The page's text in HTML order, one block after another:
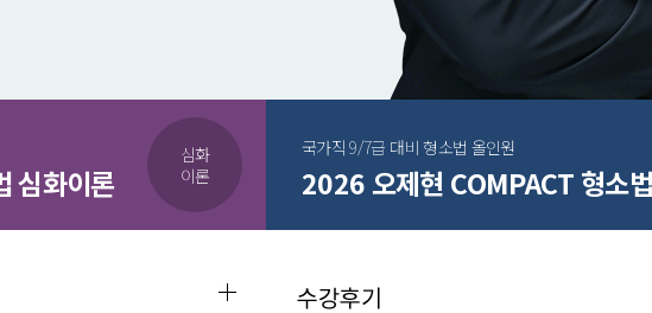
심화이론
심화
이론
국가직 9/7급 대비 형소법 올인원
2026 오제현 COMPACT 형소